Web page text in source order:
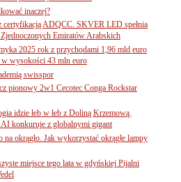
inaczej?
certyfikacją ADQCC. SKVER LED spełnia
Emiratów Arabskich
2025 rok z przychodami 1,96 mld euro
wysokości 43 mln euro
swisspor
pionowy 2w1 Cecotec Conga Rockstar
idzie łeb w łeb z Doliną Krzemową.
konkuruje z globalnymi gigant
na okrągło. Jak wykorzystać okrągłe lampy
miejsce tego lata w gdyńskiej Pijalni